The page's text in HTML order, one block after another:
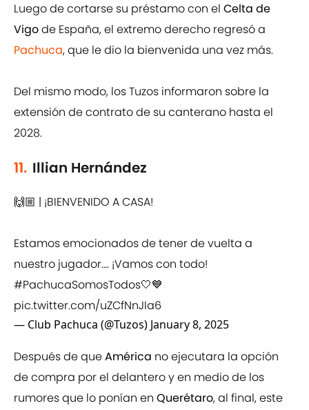
Luego de cortarse su préstamo con el Celta de
Vigode España, el extremo derecho regresó a
Pachuca, que le dio la bienvenida una vez más.
Del mismo modo, los Tuzos informaron sobre la
extensión de contrato de su canterano hasta el
2028.
11. Illian Hernández
🙌🏼 | ¡BIENVENIDO A CASA!
Estamos emocionados de tener de vuelta a
nuestro jugador…. ¡Vamos con todo!
#PachucaSomosTodos🤍💙
pic.twitter.com/uZCfNnJIa6
— Club Pachuca (@Tuzos) January 8, 2025
Después de queAmérica no ejecutara la opción
de compra por el delantero y en medio de los
rumores que lo ponían en Querétaro, al final, este